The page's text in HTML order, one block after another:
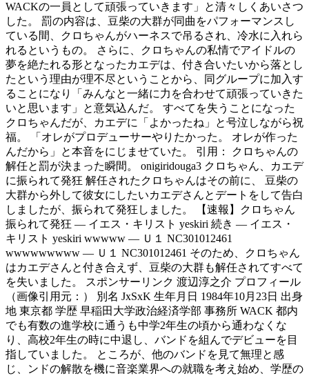
WACKの一員として頑張っていきます」と清々しくあいさつ
した。 罰の内容は、豆柴の大群が同曲をパフォーマンスし
ている間、クロちゃんがハーネスで吊るされ、冷水に入れら
れるというもの。 さらに、クロちゃんの私情でアイドルの
夢を絶たれる形となったカエデは、付き合いたいから落とし
たという理由が理不尽ということから、同グループに加入す
ることになり「みんなと一緒に力を合わせて頑張っていきた
いと思います」と意気込んだ。 すべてを失うことになった
クロちゃんだが、カエデに「よかったね」と号泣しながら祝
福。 「オレがプロデューサーやりたかった。 オレが作った
んだから」と本音をにじませていた。 引用： クロちゃんの
解任と罰が決まった瞬間。 onigiridouga3 クロちゃん、カエデ
に振られて発狂 解任されたクロちゃんはその前に、 豆柴の
大群から外して彼女にしたいカエデさんとデートをして告白
しましたが、振られて発狂しました。 【速報】クロちゃん
振られて発狂 — イエス・キリスト yeskiri 続き — イエス・
キリスト yeskiri wwwww — Ｕ１ NC301012461
wwwwwwwww — Ｕ１ NC301012461 そのため、クロちゃん
はカエデさんと付き合えず、豆柴の大群も解任されてすべて
を失いました。 スポンサーリンク 渡辺淳之介 プロフィール
（画像引用元：） 別名 JxSxK 生年月日 1984年10月23日 出身
地 東京都 学歴 早稲田大学政治経済学部 事務所 WACK 都内
でも有数の進学校に通うも中学2年生の頃から通わなくな
り、高校2年生の時に中退し、バンドを組んでデビューを目
指していました。 ところが、他のバンドを見て無理と感
じ、ンドの解散を機に音楽業界への就職を考え始め、学歴の